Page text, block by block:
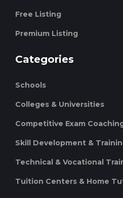
Free Listing
Premium Listing
Categories
Schools
Colleges & Universities
Competitive Exam
Skill Development &
Technical & Vocational
Tuition Centers & Home